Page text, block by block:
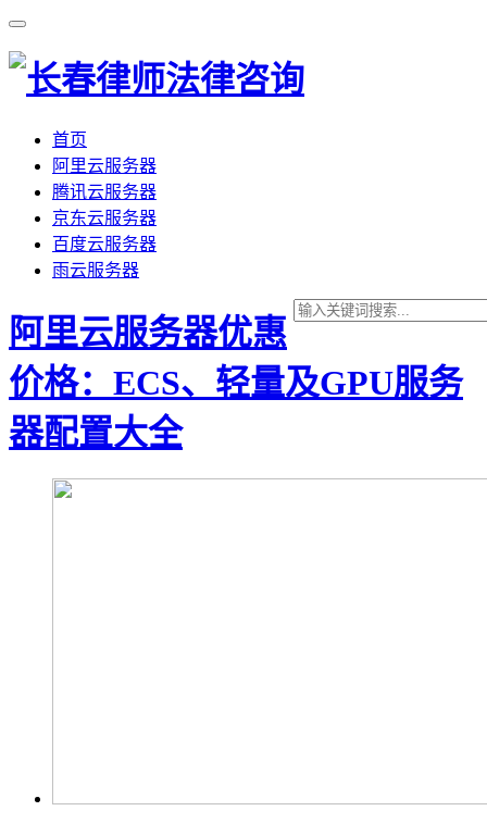
首页
阿里云服务器
腾讯云服务器
京东云服务器
百度云服务器
雨云服务器
阿里云服务器优惠
价格：ECS、轻量及GPU服务
器配置大全